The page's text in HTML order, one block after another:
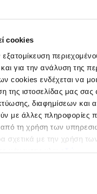
cookies
για την ανάλυση της
cookies ενδέχεται να
της ιστοσελίδας μας
διαφημίσεων και
με άλλες πληροφορίες
τη χρήση των
σχετικά με την χρήση
OLYMPIACOS
CYPRUS FC
5 0 Π.Ο. ΟΡΜΗΔΕΙΑΣ
0 9ΧΑΛΚΑΝΟΡΑΣ
ΙΔΑΛΙΟΥ
ΑΕΝ ΑΓΙΟΥ
ΓΕΩΡΓΙΟΥ